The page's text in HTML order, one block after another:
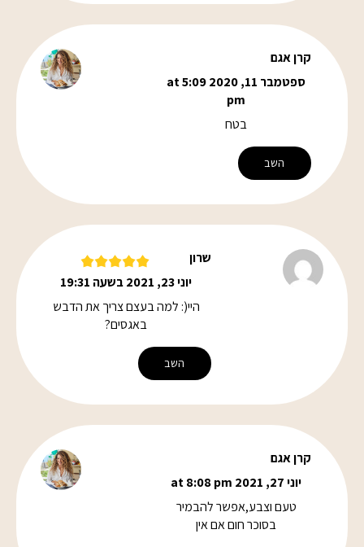
קרן אגם
ספטמבר 11, 2020 at 5:09
pm
בטח
השב
שרון
יוני 23, 2021 בשעה 19:31
היי(: למה בעצם צריך את הדבש
באגסים?
השב
קרן אגם
יוני 27, 2021 at 8:08 pm
טעם וצבע,אפשר להבמיר
בסוכר חום אם אין